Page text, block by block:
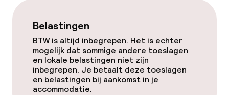
Beleid
Overal rookvrij
Kleine huisdieren toegestaan (minder
dan de 5 kg)
Belastingen
BTW is altijd inbegrepen. Het is echter
mogelijk dat sommige andere toeslagen
en lokale belastingen niet zijn
inbegrepen. Je betaalt deze toeslagen
en belastingen bij aankomst in je
accommodatie.